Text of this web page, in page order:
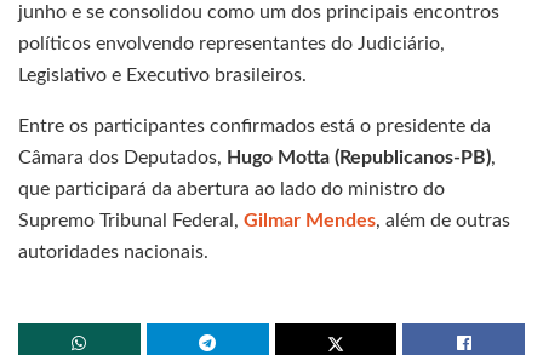
junho e se consolidou como um dos principais encontros
políticos envolvendo representantes do Judiciário,
Legislativo e Executivo brasileiros.
Entre os participantes confirmados está o presidente da
Câmara dos Deputados, Hugo Motta (Republicanos-PB),
que participará da abertura ao lado do ministro do
Supremo Tribunal Federal, Gilmar Mendes, além de outras
autoridades nacionais.